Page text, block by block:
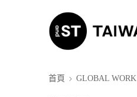
首頁 GLOBAL WORK